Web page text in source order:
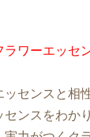
ラワーエッセ
ッセンスと相
センスをわか